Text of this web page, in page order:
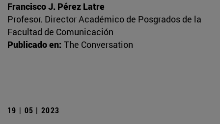
Francisco J. Pérez Latre
Profesor. Director Académico de Posgrados de la
Facultad de Comunicación
Publicado en: The Conversation
19 | 05 | 2023